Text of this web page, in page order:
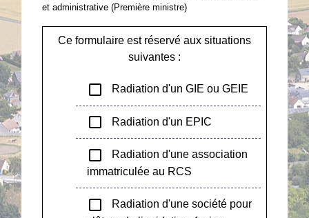
et administrative (Première ministre)
Ce formulaire est réservé aux situations
suivantes :
check_box_outline_blank Radiation d'un GIE ou GEIE
check_box_outline_blank Radiation d'un EPIC
check_box_outline_blank
Radiation d'une association
immatriculée au RCS
check_box_outline_blank
Radiation d'une société pour